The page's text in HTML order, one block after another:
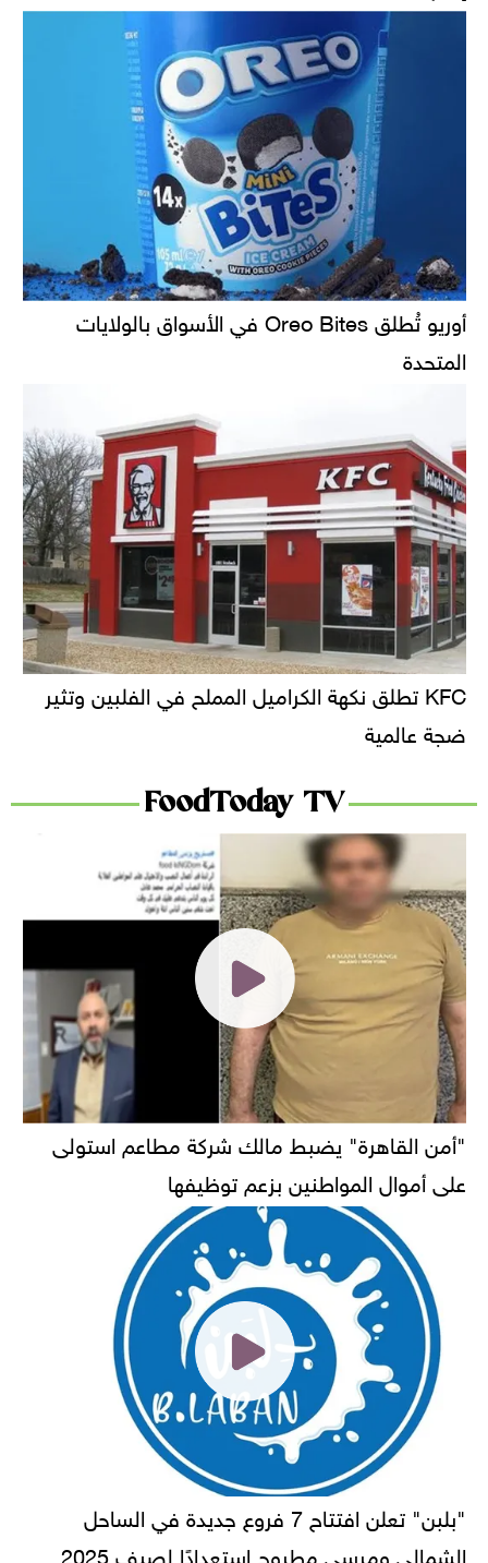
أوريو تُطلق Oreo Bites في الأسواق بالولايات
المتحدة
KFC تطلق نكهة الكراميل المملح في الفلبين وتثير
ضجة عالمية
FoodToday TV
"أمن القاهرة" يضبط مالك شركة مطاعم استولى
على أموال المواطنين بزعم توظيفها
"بلبن" تعلن افتتاح 7 فروع جديدة في الساحل
الشمالي ومرسى مطروح استعدادًا لصيف 2025